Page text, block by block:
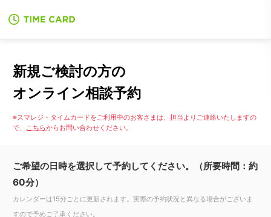
新規ご検討の方の
オンライン相談予約
※スマレジ・タイムカードをご利用中のお客さまは、担当よりご連絡いたしますの
で、 こちらからお問い合わせください。
ご希望の日時を選択して予約してください。（所要時間：約
60分）
カレンダーは15分ごとに更新されます。実際の予約状況と異なる場合がございま
すので予めご了承ください。